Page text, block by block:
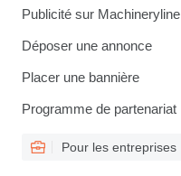
Publicité sur Machineryline
Déposer une annonce
Placer une bannière
Programme de partenariat
Pour les entreprises